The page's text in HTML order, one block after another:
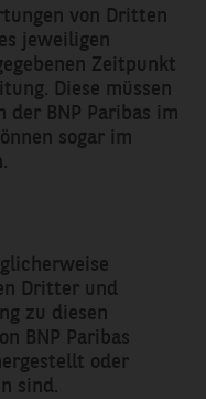
von Dritten
jeweiligen
Zeitpunkt
Diese müssen
BNP Paribas im
sogar im
Dritter und
zu diesen
BNP Paribas
oder
sind.